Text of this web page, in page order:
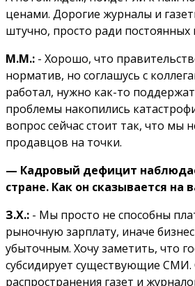
ценами. Дорогие журналы и
штучно, просто ради постоянных
М.М.: - Хорошо, что
норматив, но соглашусь с
работал, нужно как-то
проблемы накопились
вопрос сейчас стоит так, что мы
продавцов на точки.
— Кадровый дефицит
стране. Как он сказывается на
З.Х.: - Мы просто не способны
рыночную зарплату, иначе
убыточным. Хочу заметить, что
субсидирует существующие СМИ.
распространения газет и